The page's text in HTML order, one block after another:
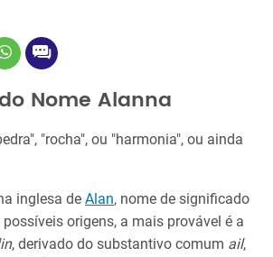
Nome Alanna
"rocha", ou "harmonia", ou ainda
inglesa de Alan, nome de significado
origens, a mais provável é a
, derivado do substantivo comum ail,